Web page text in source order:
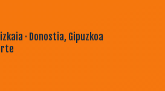
· Donostia, Gipuzkoa